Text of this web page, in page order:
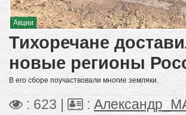
Акции
Тихоречане
новые регионы
В его сборе поучаствовали многие земляки.
: 623 | :